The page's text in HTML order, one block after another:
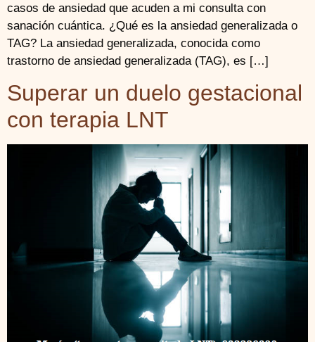
casos de ansiedad que acuden a mi consulta con
sanación cuántica. ¿Qué es la ansiedad generalizada o
TAG? La ansiedad generalizada, conocida como
trastorno de ansiedad generalizada (TAG), es […]
Superar un duelo gestacional
con terapia LNT